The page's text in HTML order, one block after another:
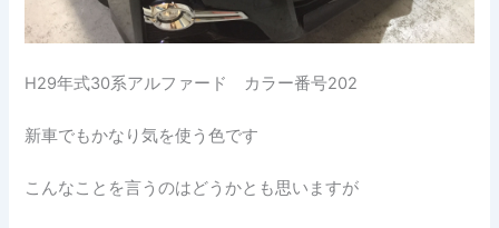
H29年式30系アルファード カラー番号202
新車でもかなり気を使う色です
こんなことを言うのはどうかとも思いますが